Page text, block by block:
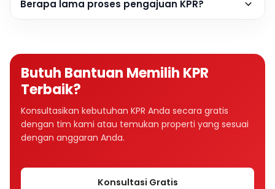
Berapa lama proses pengajuan KPR?
Butuh Bantuan Memilih KPR
Terbaik?
Konsultasikan kebutuhan KPR Anda secara gratis
dengan tim kami atau temukan properti yang sesuai
dengan anggaran Anda.
Konsultasi Gratis